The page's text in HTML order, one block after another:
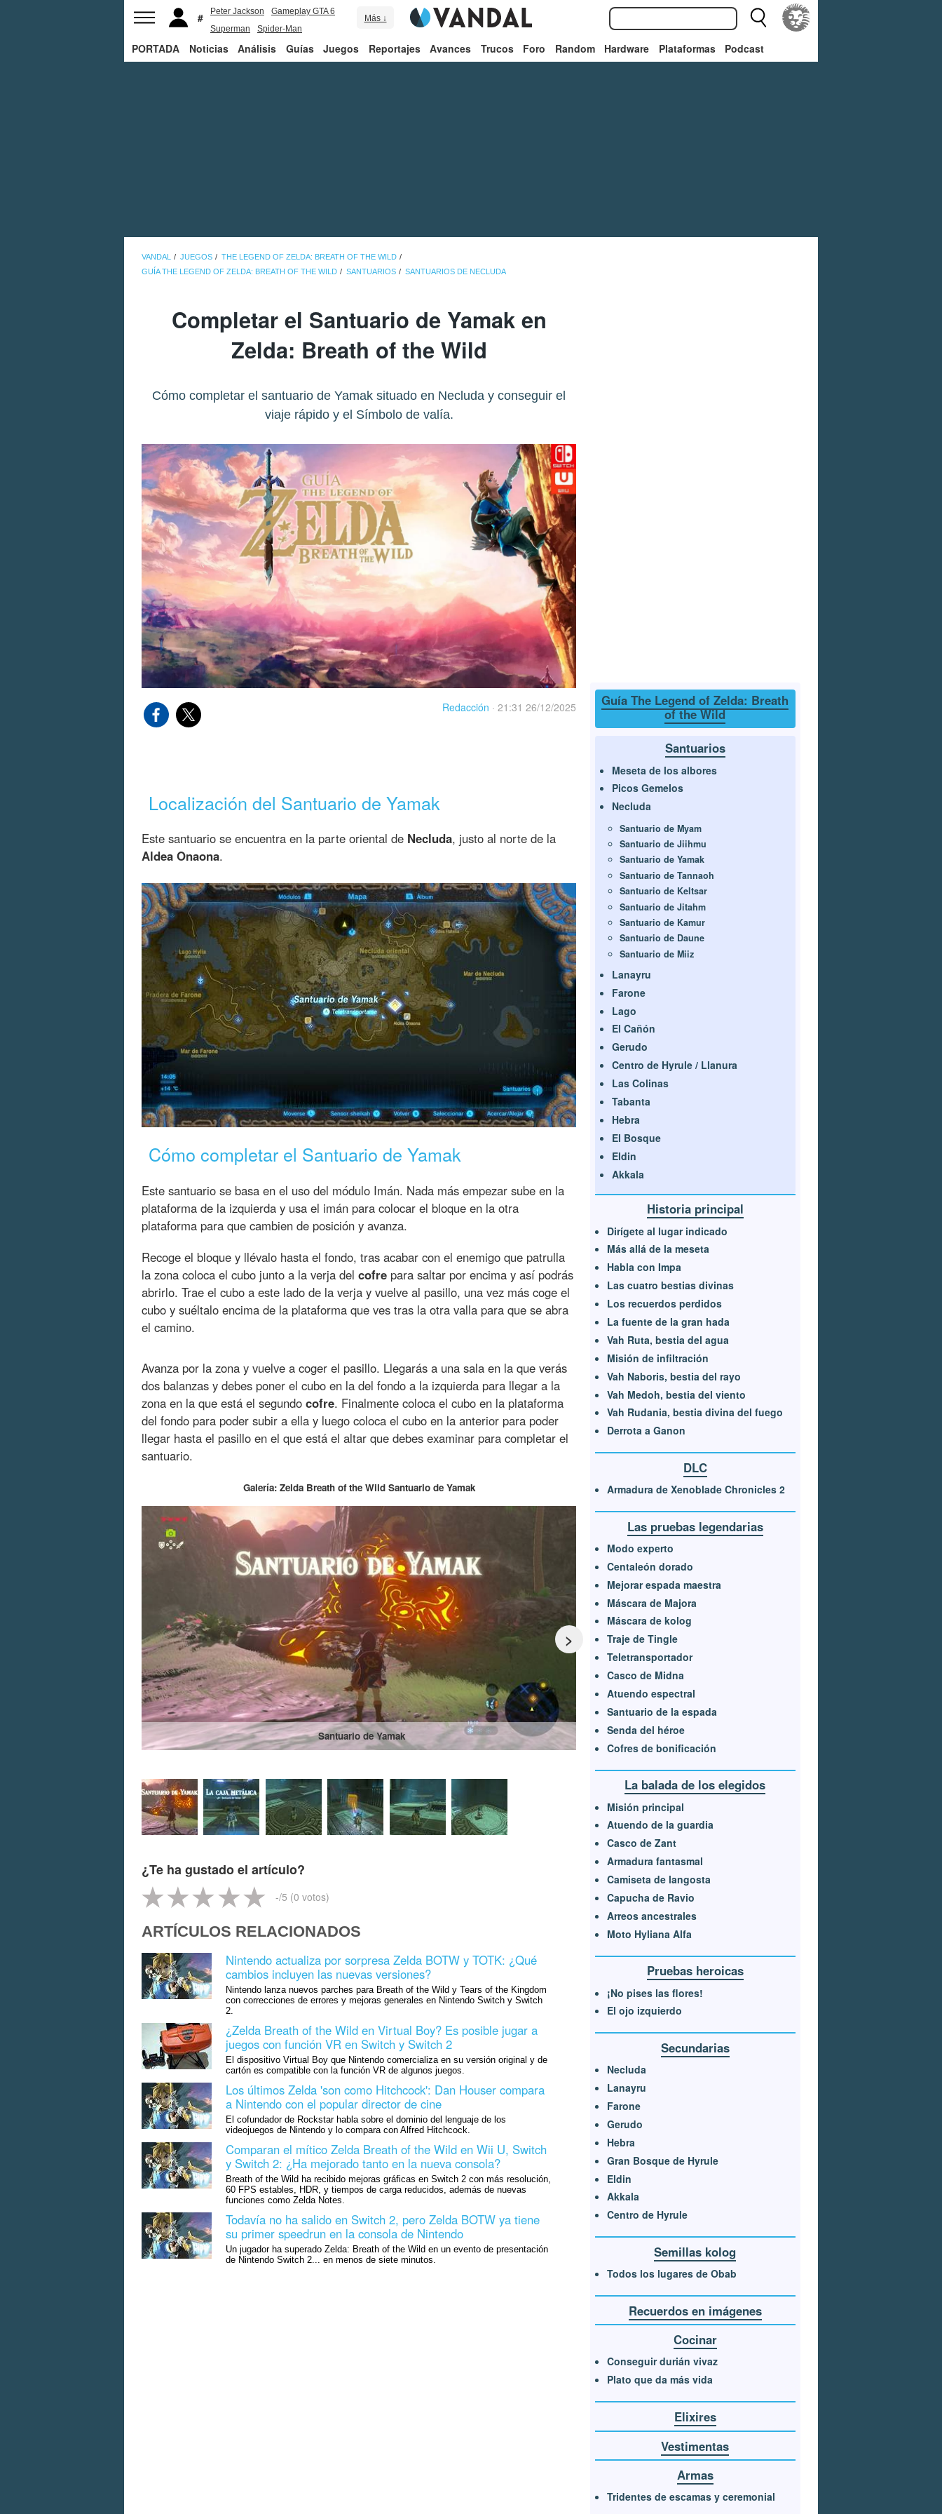
Peter Jackson
Gameplay GTA 6
Superman
Spider-Man
Más ↓
PORTADA Noticias Análisis Guías Juegos Reportajes Avances Trucos Foro Random Hardware Plataformas Podcast
VANDAL JUEGOS
THE LEGEND OF ZELDA: BREATH OF THE WILD
GUÍA THE LEGEND OF ZELDA: BREATH OF THE WILD
SANTUARIOS SANTUARIOS DE NECLUDA
Completar el Santuario de Yamak en
Zelda: Breath of the Wild
Cómo completar el santuario de Yamak situado en Necluda y conseguir el
viaje rápido y el Símbolo de valía.
Redacción · 21:31 26/12/2025
Localización del Santuario de Yamak
Este santuario se encuentra en la parte oriental de Necluda, justo al norte de la
Aldea Onaona.
Cómo completar el Santuario de Yamak
Este santuario se basa en el uso del módulo Imán. Nada más empezar sube en la
plataforma de la izquierda y usa el imán para colocar el bloque en la otra
plataforma para que cambien de posición y avanza.
Recoge el bloque y llévalo hasta el fondo, tras acabar con el enemigo que patrulla
la zona coloca el cubo junto a la verja del cofre para saltar por encima y así podrás
abrirlo. Trae el cubo a este lado de la verja y vuelve al pasillo, una vez más coge el
cubo y suéltalo encima de la plataforma que ves tras la otra valla para que se abra
el camino.
Avanza por la zona y vuelve a coger el pasillo. Llegarás a una sala en la que verás
dos balanzas y debes poner el cubo en la del fondo a la izquierda para llegar a la
zona en la que está el segundo cofre. Finalmente coloca el cubo en la plataforma
del fondo para poder subir a ella y luego coloca el cubo en la anterior para poder
llegar hasta el pasillo en el que está el altar que debes examinar para completar el
santuario.
Galería: Zelda Breath of the Wild Santuario de Yamak
>
Santuario de Yamak
¿Te ha gustado el artículo?
-/5 (0 votos)
ARTÍCULOS RELACIONADOS
Nintendo actualiza por sorpresa Zelda BOTW y TOTK: ¿Qué
cambios incluyen las nuevas versiones?
Nintendo lanza nuevos parches para Breath of the Wild y Tears of the Kingdom
con correcciones de errores y mejoras generales en Nintendo Switch y Switch
2.
¿Zelda Breath of the Wild en Virtual Boy? Es posible jugar a
juegos con función VR en Switch y Switch 2
El dispositivo Virtual Boy que Nintendo comercializa en su versión original y de
cartón es compatible con la función VR de algunos juegos.
Los últimos Zelda 'son como Hitchcock': Dan Houser compara
a Nintendo con el popular director de cine
El cofundador de Rockstar habla sobre el dominio del lenguaje de los
videojuegos de Nintendo y lo compara con Alfred Hitchcock.
Comparan el mítico Zelda Breath of the Wild en Wii U, Switch
y Switch 2: ¿Ha mejorado tanto en la nueva consola?
Breath of the Wild ha recibido mejoras gráficas en Switch 2 con más resolución,
60 FPS estables, HDR, y tiempos de carga reducidos, además de nuevas
funciones como Zelda Notes.
Todavía no ha salido en Switch 2, pero Zelda BOTW ya tiene
su primer speedrun en la consola de Nintendo
Un jugador ha superado Zelda: Breath of the Wild en un evento de presentación
de Nintendo Switch 2... en menos de siete minutos.
Guía The Legend of Zelda: Breath
of the Wild
Santuarios
Meseta de los albores
Picos Gemelos
Necluda
Santuario de Myam
Santuario de Jiihmu
Santuario de Yamak
Santuario de Tannaoh
Santuario de Keltsar
Santuario de Jitahm
Santuario de Kamur
Santuario de Daune
Santuario de Miiz
Lanayru
Farone
Lago
El Cañón
Gerudo
Centro de Hyrule / Llanura
Las Colinas
Tabanta
Hebra
El Bosque
Eldin
Akkala
Historia principal
Dirígete al lugar indicado
Más allá de la meseta
Habla con Impa
Las cuatro bestias divinas
Los recuerdos perdidos
La fuente de la gran hada
Vah Ruta, bestia del agua
Misión de infiltración
Vah Naboris, bestia del rayo
Vah Medoh, bestia del viento
Vah Rudania, bestia divina del fuego
Derrota a Ganon
DLC
Armadura de Xenoblade Chronicles 2
Las pruebas legendarias
Modo experto
Centaleón dorado
Mejorar espada maestra
Máscara de Majora
Máscara de kolog
Traje de Tingle
Teletransportador
Casco de Midna
Atuendo espectral
Santuario de la espada
Senda del héroe
Cofres de bonificación
La balada de los elegidos
Misión principal
Atuendo de la guardia
Casco de Zant
Armadura fantasmal
Camiseta de langosta
Capucha de Ravio
Arreos ancestrales
Moto Hyliana Alfa
Pruebas heroicas
¡No pises las flores!
El ojo izquierdo
Secundarias
Necluda
Lanayru
Farone
Gerudo
Hebra
Gran Bosque de Hyrule
Eldin
Akkala
Centro de Hyrule
Semillas kolog
Todos los lugares de Obab
Recuerdos en imágenes
Cocinar
Conseguir durián vivaz
Plato que da más vida
Elixires
Vestimentas
Armas
Tridentes de escamas y ceremonial